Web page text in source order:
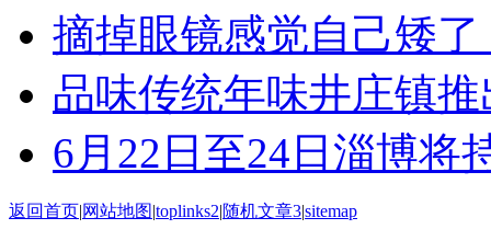
摘掉眼镜感觉自己矮
品味传统年味井庄镇
6月22日至24日淄博将
返回首页|网站地图|toplinks2|随机文章3|sitemap